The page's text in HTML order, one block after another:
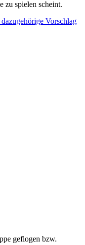
zu spielen scheint.
dazugehörige Vorschlag
geflogen bzw.